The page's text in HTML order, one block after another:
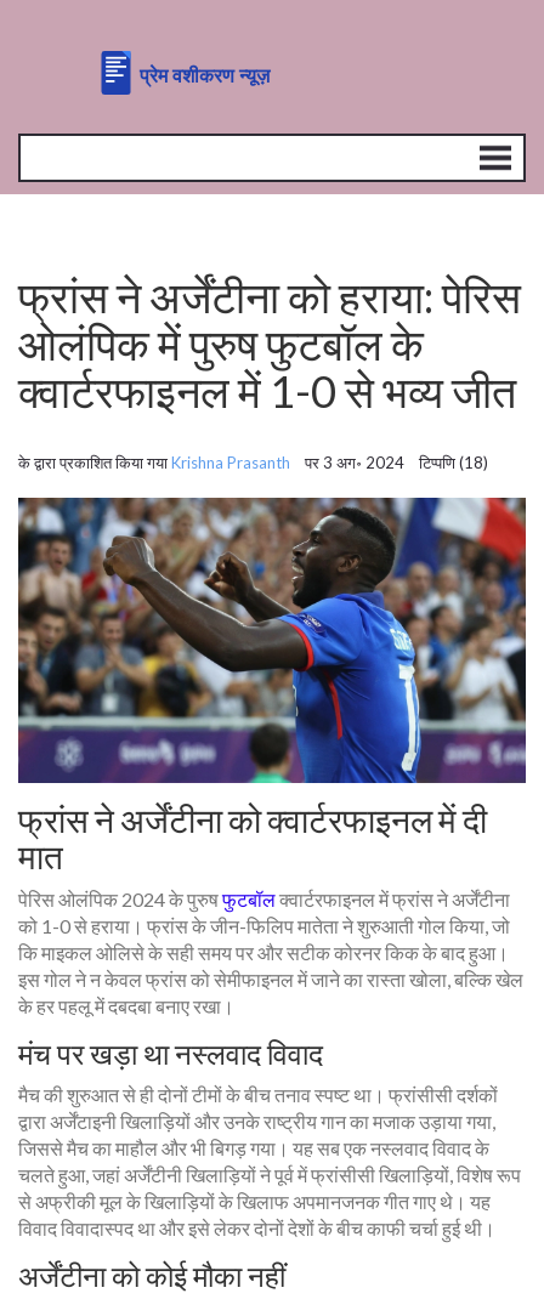
फ्रांस ने अर्जेंटीना को हराया: पेरिस
ओलंपिक में पुरुष फुटबॉल के
क्वार्टरफाइनल में 1-0 से भव्य जीत
के द्वारा प्रकाशित किया गयाKrishna Prasanth पर 3 अग॰ 2024 टिप्पणि (18)
फ्रांस ने अर्जेंटीना को क्वार्टरफाइनल में दी
मात
पेरिस ओलंपिक 2024 के पुरुषफुटबॉलक्वार्टरफाइनल में फ्रांस ने अर्जेंटीना
को 1-0 से हराया। फ्रांस के जीन-फिलिप मातेता ने शुरुआती गोल किया, जो
कि माइकल ओलिसे के सही समय पर और सटीक कोरनर किक के बाद हुआ।
इस गोल ने न केवल फ्रांस को सेमीफाइनल में जाने का रास्ता खोला, बल्कि खेल
के हर पहलू में दबदबा बनाए रखा।
मंच पर खड़ा था नस्लवाद विवाद
मैच की शुरुआत से ही दोनों टीमों के बीच तनाव स्पष्ट था। फ्रांसीसी दर्शकों
द्वारा अर्जेंटाइनी खिलाड़ियों और उनके राष्ट्रीय गान का मजाक उड़ाया गया,
जिससे मैच का माहौल और भी बिगड़ गया। यह सब एक नस्लवाद विवाद के
चलते हुआ, जहां अर्जेंटीनी खिलाड़ियों ने पूर्व में फ्रांसीसी खिलाड़ियों, विशेष रूप
से अफ्रीकी मूल के खिलाड़ियों के खिलाफ अपमानजनक गीत गाए थे। यह
विवाद विवादास्पद था और इसे लेकर दोनों देशों के बीच काफी चर्चा हुई थी।
अर्जेंटीना को कोई मौका नहीं